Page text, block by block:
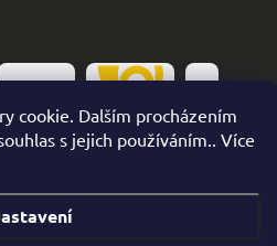
cookie. Dalším procházením
s jejich používáním.. Více